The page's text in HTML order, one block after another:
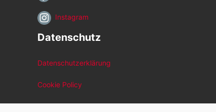
Instagram
Datenschutz
Datenschutzerklärung
Cookie Policy